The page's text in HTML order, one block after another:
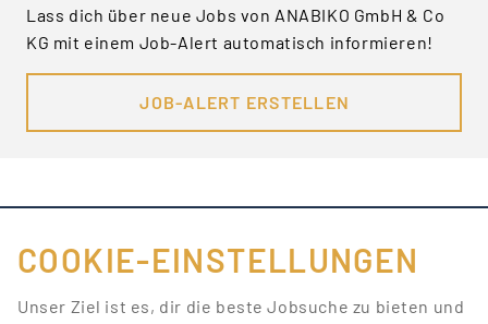
Lass dich über neue Jobs von ANABIKO GmbH & Co
KG mit einem Job-Alert automatisch informieren!
JOB-ALERT ERSTELLEN
FÜR JOBANBIETER
COOKIE-EINSTELLUNGEN
Unser Ziel ist es, dir die beste Jobsuche zu bieten und